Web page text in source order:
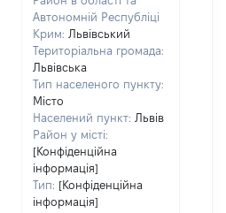
Автономній Республіці
Крим: Львівський
Територіальна громада:
Львівська
Тип населеного пункту:
Місто
Населений пункт: Львів
Район у місті:
[Конфіденційна
інформація]
Тип: [Конфіденційна
інформація]